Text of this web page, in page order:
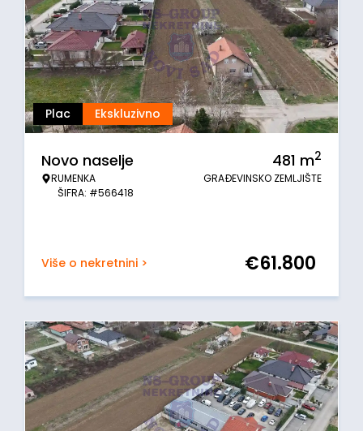
Plac Ekskluzivno
Novo naselje
RUMENKA
ŠIFRA: #566418
481 m2
GRAĐEVINSKO ZEMLJIŠTE
Više o nekretnini > €61.800